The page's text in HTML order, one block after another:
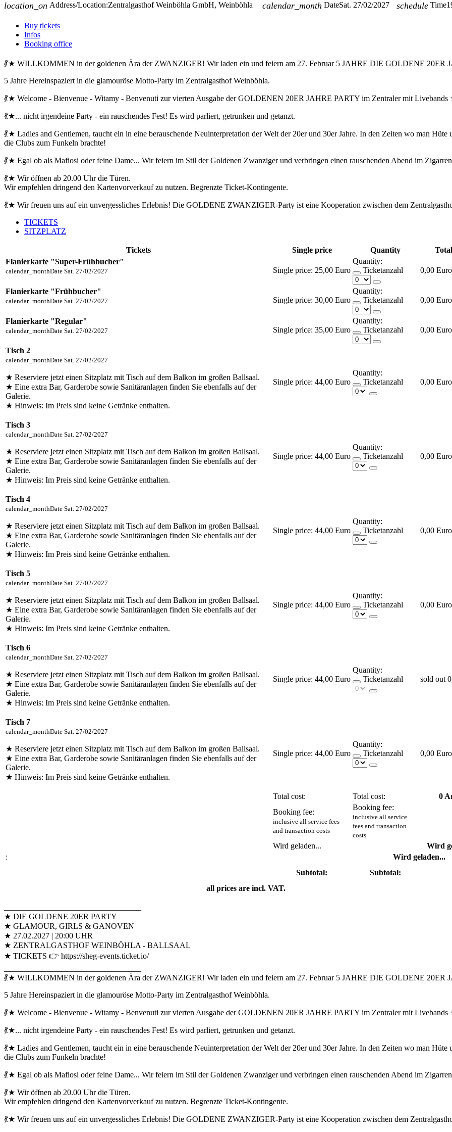
location_on Address/Location:Zentralgasthof Weinböhla GmbH, Weinböhla calendar_month DateSat. 27/02/2027 schedule Time
Buy tickets
Infos
Booking office
💃★ WILLKOMMEN in der goldenen Ära der ZWANZIGER! Wir laden ein und feiern am 27. Februar 5 JAHRE DIE GOLDENE 20ER
5 Jahre Hereinspaziert in die glamouröse Motto-Party im Zentralgasthof Weinböhla.
💃★ Welcome - Bienvenue - Witamy - Benvenuti zur vierten Ausgabe der GOLDENEN 20ER JAHRE PARTY im Zentraler mit
💃★... nicht irgendeine Party - ein rauschendes Fest! Es wird parliert, getrunken und getanzt.
💃★ Ladies and Gentlemen, taucht ein in eine berauschende Neuinterpretation der Welt der 20er und 30er Jahre. In den Zeiten wo man
die Clubs zum Funkeln brachte!
💃★ Egal ob als Mafiosi oder feine Dame... Wir feiern im Stil der Goldenen Zwanziger und verbringen einen rauschenden Abend im
💃★ Wir öffnen ab 20.00 Uhr die Türen.
Wir empfehlen dringend den Kartenvorverkauf zu nutzen. Begrenzte Ticket-Kontingente.
💃★ Wir freuen uns auf ein unvergessliches Erlebnis! Die GOLDENE ZWANZIGER-Party ist eine Kooperation zwischen dem
TICKETS
SITZPLATZ
Tickets Single price Quantity
Flanierkarte "Super-Frühbucher"
calendar_monthDate Sat. 27/02/2027 Single price: 25,00 Euro
Quantity:
Ticketanzahl
0,00 Euro
Flanierkarte "Frühbucher"
calendar_monthDate Sat. 27/02/2027 Single price: 30,00 Euro
Quantity:
Ticketanzahl
0,00 Euro
Flanierkarte "Regular"
calendar_monthDate Sat. 27/02/2027 Single price: 35,00 Euro
Quantity:
Ticketanzahl
0,00 Euro
Tisch 2
calendar_monthDate Sat. 27/02/2027
★ Reserviere jetzt einen Sitzplatz mit Tisch auf dem Balkon im großen Ballsaal.
★ Eine extra Bar, Garderobe sowie Sanitäranlagen finden Sie ebenfalls auf der
Galerie.
★ Hinweis: Im Preis sind keine Getränke enthalten.
Single price: 44,00 Euro
Quantity:
Ticketanzahl
0,00 Euro
Tisch 3
calendar_monthDate Sat. 27/02/2027
★ Reserviere jetzt einen Sitzplatz mit Tisch auf dem Balkon im großen Ballsaal.
★ Eine extra Bar, Garderobe sowie Sanitäranlagen finden Sie ebenfalls auf der
Galerie.
★ Hinweis: Im Preis sind keine Getränke enthalten.
Single price: 44,00 Euro
Quantity:
Ticketanzahl
0,00 Euro
Tisch 4
calendar_monthDate Sat. 27/02/2027
★ Reserviere jetzt einen Sitzplatz mit Tisch auf dem Balkon im großen Ballsaal.
★ Eine extra Bar, Garderobe sowie Sanitäranlagen finden Sie ebenfalls auf der
Galerie.
★ Hinweis: Im Preis sind keine Getränke enthalten.
Single price: 44,00 Euro
Quantity:
Ticketanzahl
0,00 Euro
Tisch 5
calendar_monthDate Sat. 27/02/2027
★ Reserviere jetzt einen Sitzplatz mit Tisch auf dem Balkon im großen Ballsaal.
★ Eine extra Bar, Garderobe sowie Sanitäranlagen finden Sie ebenfalls auf der
Galerie.
★ Hinweis: Im Preis sind keine Getränke enthalten.
Single price: 44,00 Euro
Quantity:
Ticketanzahl
0,00 Euro
Tisch 6
calendar_monthDate Sat. 27/02/2027
★ Reserviere jetzt einen Sitzplatz mit Tisch auf dem Balkon im großen Ballsaal.
★ Eine extra Bar, Garderobe sowie Sanitäranlagen finden Sie ebenfalls auf der
Galerie.
★ Hinweis: Im Preis sind keine Getränke enthalten.
Single price: 44,00 Euro
Quantity:
Ticketanzahl
sold out
Tisch 7
calendar_monthDate Sat. 27/02/2027
★ Reserviere jetzt einen Sitzplatz mit Tisch auf dem Balkon im großen Ballsaal.
★ Eine extra Bar, Garderobe sowie Sanitäranlagen finden Sie ebenfalls auf der
Galerie.
★ Hinweis: Im Preis sind keine Getränke enthalten.
Single price: 44,00 Euro
Quantity:
Ticketanzahl
0,00 Euro
Total cost: Total cost: 0
Booking fee:
inclusive all service fees
and transaction costs
Booking fee:
inclusive all service
fees and transaction
costs
Wird geladen...
Wird
:
Wird geladen...
Subtotal:
Subtotal:
all prices are incl. VAT.
★ DIE GOLDENE 20ER PARTY
★ GLAMOUR, GIRLS & GANOVEN
★ 27.02.2027 | 20:00 UHR
★ ZENTRALGASTHOF WEINBÖHLA - BALLSAAL
★ TICKETS 👉 https://sheg-events.ticket.io/
💃★ WILLKOMMEN in der goldenen Ära der ZWANZIGER! Wir laden ein und feiern am 27. Februar 5 JAHRE DIE GOLDENE 20ER
5 Jahre Hereinspaziert in die glamouröse Motto-Party im Zentralgasthof Weinböhla.
💃★ Welcome - Bienvenue - Witamy - Benvenuti zur vierten Ausgabe der GOLDENEN 20ER JAHRE PARTY im Zentraler mit
💃★... nicht irgendeine Party - ein rauschendes Fest! Es wird parliert, getrunken und getanzt.
💃★ Ladies and Gentlemen, taucht ein in eine berauschende Neuinterpretation der Welt der 20er und 30er Jahre. In den Zeiten wo man
die Clubs zum Funkeln brachte!
💃★ Egal ob als Mafiosi oder feine Dame... Wir feiern im Stil der Goldenen Zwanziger und verbringen einen rauschenden Abend im
💃★ Wir öffnen ab 20.00 Uhr die Türen.
Wir empfehlen dringend den Kartenvorverkauf zu nutzen. Begrenzte Ticket-Kontingente.
💃★ Wir freuen uns auf ein unvergessliches Erlebnis! Die GOLDENE ZWANZIGER-Party ist eine Kooperation zwischen dem